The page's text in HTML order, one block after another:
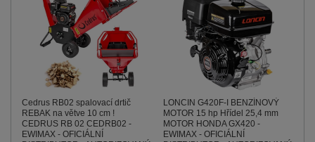
Cedrus RB02 spalovací drtič
REBAK na větve 10 cm !
CEDRUS RB 02 CEDRB02 -
EWIMAX - OFICIÁLNÍ
LONCIN G420F-I BENZÍNOVÝ
MOTOR 15 hp Hřídel 25,4 mm
MOTOR HONDA GX420 -
EWIMAX - OFICIÁLNÍ